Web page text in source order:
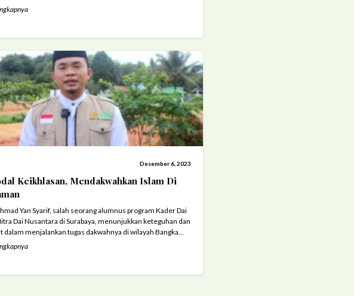
terlihat di Masjid Al Ikhlas Dusun Bancak Kulon,
Desember 6, 2023
Keikhlasan, Mendakwahkan Islam Di
Yan Syarif, salah seorang alumnus program Kader Dai
Dai Nusantara di Surabaya, menunjukkan keteguhan dan
dalam menjalankan tugas dakwahnya di wilayah Bangka
dihadapkan pada keterbatasan sumber daya, Ustadz
Nias, ...Read more